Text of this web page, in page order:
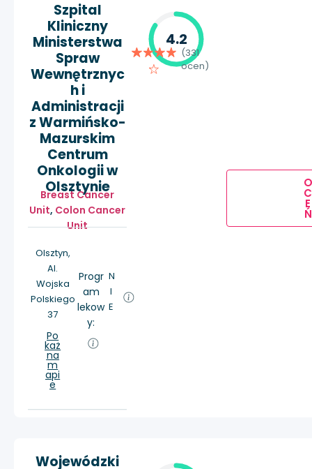
Szpital
Kliniczny
Ministerstwa
Spraw
Wewnętrznyc
h i
Administracji
z Warmińsko-
Mazurskim
Centrum
Onkologii w
Olsztynie
Breast Cancer
Unit, Colon Cancer
Unit
Olsztyn,
Al.
Wojska
Polskiego
37
Po
każ
na
m
api
e
Progr
am
lekow
y:
N
I
E
4.2
(331
ocen)
O
C
E
Ń
Wojewódzki